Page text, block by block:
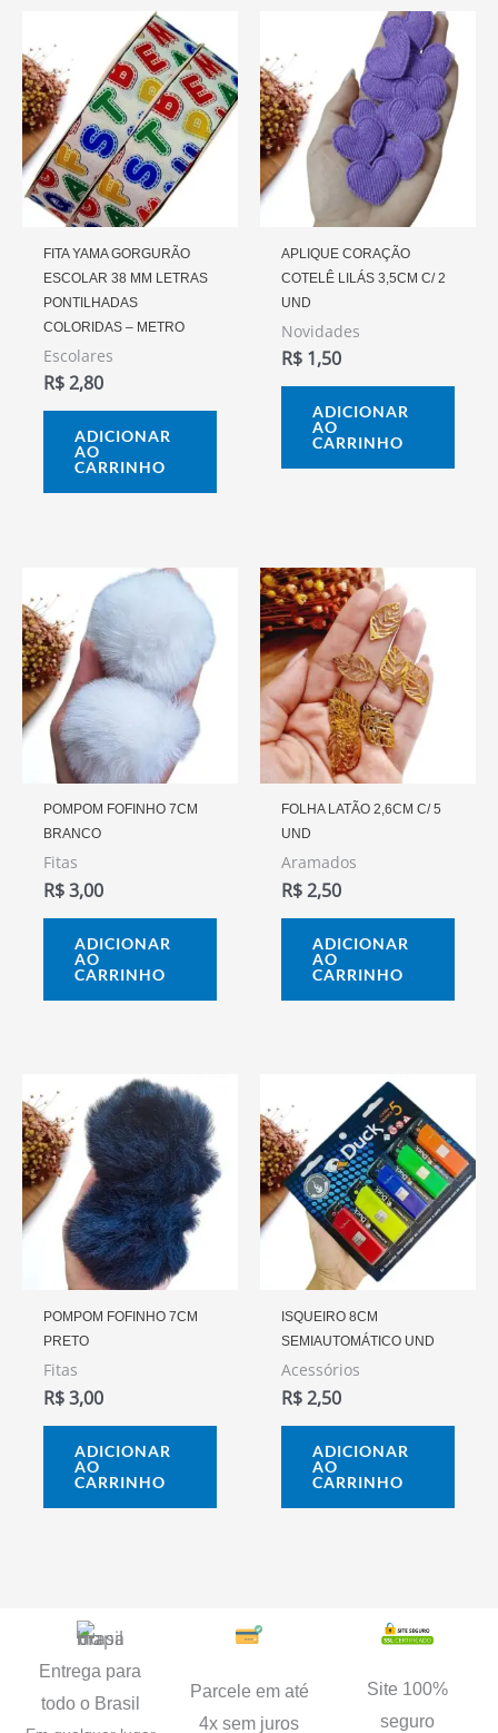
FITA YAMA GORGURÃO
ESCOLAR 38 MM LETRAS
PONTILHADAS
COLORIDAS – METRO
Escolares
R$2,80
ADICIONAR
AO
CARRINHO
APLIQUE CORAÇÃO
COTELÊ LILÁS 3,5CM C/ 2
UND
Novidades
R$ 1,50
ADICIONAR
AO
CARRINHO
POMPOM FOFINHO 7CM
BRANCO
Fitas
R$3,00
ADICIONAR
AO
CARRINHO
FOLHA LATÃO 2,6CM C/ 5
UND
Aramados
R$2,50
ADICIONAR
AO
CARRINHO
POMPOM FOFINHO 7CM
PRETO
Fitas
R$3,00
ADICIONAR
AO
CARRINHO
ISQUEIRO 8CM
SEMIAUTOMÁTICO UND
Acessórios
R$2,50
ADICIONAR
AO
CARRINHO
Entrega para
todo o Brasil
Parcele em até
4x sem juros
Site 100%
seguro